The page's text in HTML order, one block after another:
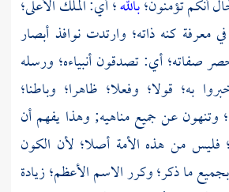
أنكم تؤمنون؛بالله؛ أي: الملك الأعلى؛
معرفة كنه ذاته؛ وارتدت نوافذ أبصار
صفاته؛ أي: تصدقون أنبياءه؛ ورسله
به؛ قولا؛ وفعلا؛ ظاهرا؛ وباطنا؛
وتنهون عن جميع مناهيه; وهذا يفهم أن
فليس من هذه الأمة أصلا؛ لأن الكون
ما ذكر؛ وكرر الاسم الأعظم؛ زيادة